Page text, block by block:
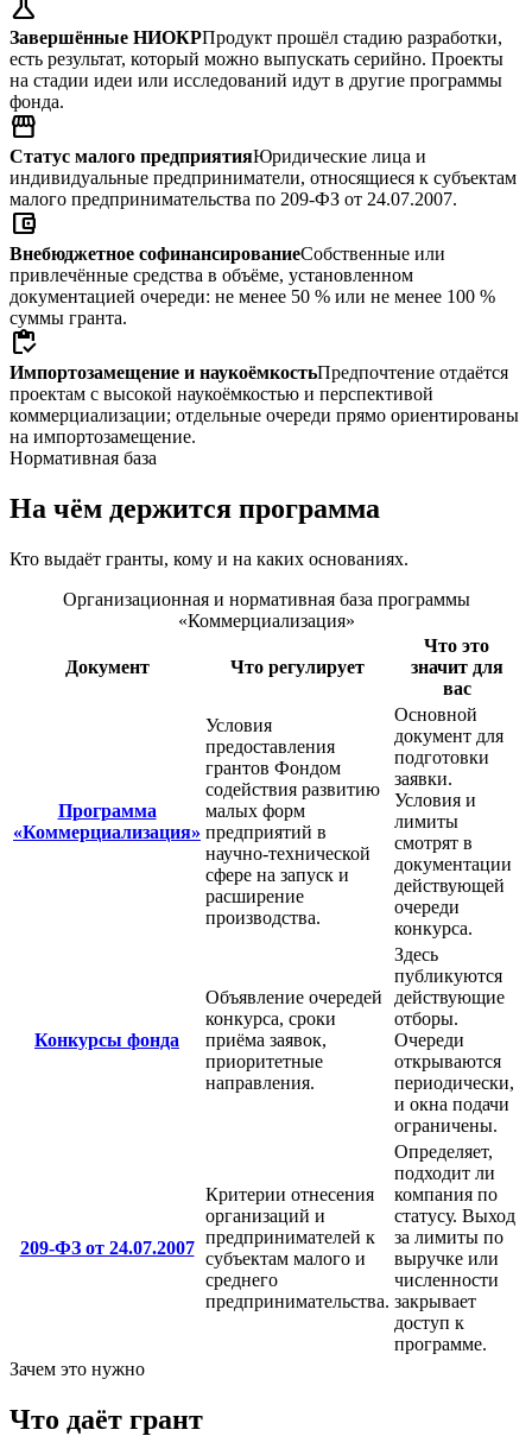
science
Завершённые НИОКРПродукт прошёл стадию разработки,
есть результат, который можно выпускать серийно. Проекты
на стадии идеи или исследований идут в другие программы
фонда.
storefront
Статус малого предприятияЮридические лица и
индивидуальные предприниматели, относящиеся к субъектам
малого предпринимательства по 209-ФЗ от 24.07.2007.
account_balance_wallet
Внебюджетное софинансированиеСобственные или
привлечённые средства в объёме, установленном
документацией очереди: не менее 50 % или не менее 100 %
суммы гранта.
inventory
Импортозамещение и наукоёмкостьПредпочтение отдаётся
проектам с высокой наукоёмкостью и перспективой
коммерциализации; отдельные очереди прямо ориентированы
на импортозамещение.
Нормативная база
На чём держится программа
Кто выдаёт гранты, кому и на каких основаниях.
Организационная и нормативная база программы
«Коммерциализация»
Документ Что регулирует
Что это
значит для
вас
Программа
«Коммерциализация»
Условия
предоставления
грантов Фондом
содействия развитию
малых форм
предприятий в
научно-технической
сфере на запуск и
расширение
производства.
Основной
документ для
подготовки
заявки.
Условия и
лимиты
смотрят в
документации
действующей
очереди
конкурса.
Конкурсы фонда
Объявление очередей
конкурса, сроки
приёма заявок,
приоритетные
направления.
Здесь
публикуются
действующие
отборы.
Очереди
открываются
периодически,
и окна подачи
ограничены.
209-ФЗ от 24.07.2007
Критерии отнесения
организаций и
предпринимателей к
субъектам малого и
среднего
предпринимательства.
Определяет,
подходит ли
компания по
статусу. Выход
за лимиты по
выручке или
численности
закрывает
доступ к
программе.
Зачем это нужно
Что даёт грант